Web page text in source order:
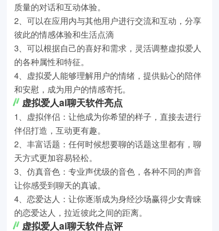
质量的对话和互动体验。
2、可以在应用内与其他用户进行交流和互动，分享
彼此的情感体验和生活点滴
3、可以根据自己的喜好和需求，灵活调整虚拟爱人
的各种属性和特征。
4、虚拟爱人能够理解用户的情绪，提供贴心的陪伴
和安慰，成为用户的情感寄托。
虚拟爱人ai聊天软件亮点
1、虚拟伴侣：让他成为你希望的样子，直接去进行
伴侣打造，互动更有趣。
2、丰富话题：任何时候想要聊的话题这里都有，聊
天方式更加容易轻松。
3、仿真音色：专业声优级的音色，各种不同的声音
让你感受到聊天的真诚。
4、恋爱达人：让你逐渐成为身经沙场赢得少女青睐
的恋爱达人，拉近彼此之间的距离。
虚拟爱人ai聊天软件点评